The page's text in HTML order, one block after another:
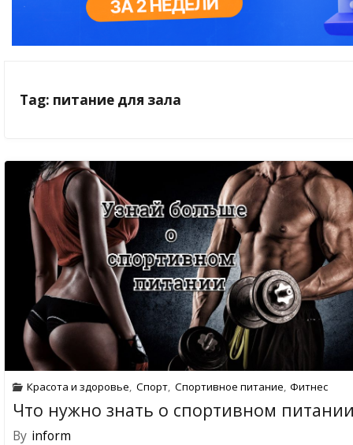
Tag: питание для зала
Красота и здоровье Спорт, Спортивное питание Фитнес
Что нужно знать о спортивном
By inform